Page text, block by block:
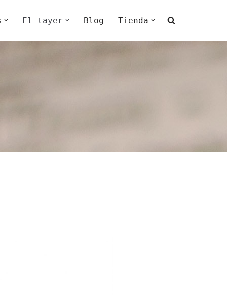
El tayer Blog Tienda